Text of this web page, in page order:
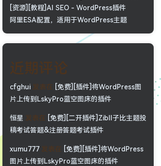
[资源][教程]AI SEO - WordPress插件
阿里ESA配置，适用于WordPress主题
近期评论
cfghui 发表在 [免费][插件]将WordPress图
片上传到LskyPro蓝空图床的插件
恒星 发表在 [免费][二开插件]Zibll子比主题投
稿考试答题&注册答题考试插件
xumu777 发表在 [免费][插件]将WordPress
图片上传到LskyPro蓝空图床的插件